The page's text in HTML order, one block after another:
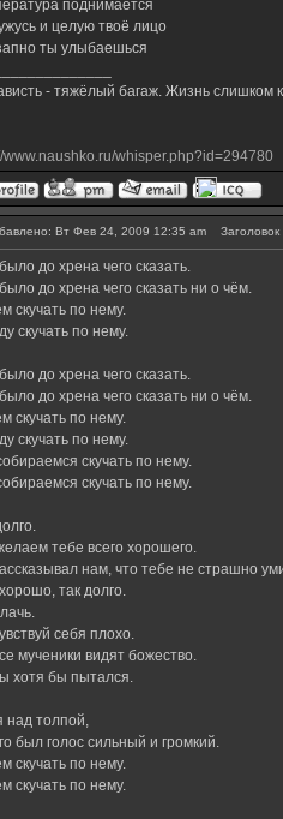
поднимается
и целую твоё лицо
ты улыбаешься
- тяжёлый багаж. Жизнь слишком
www.naushko.ru/whisper.php?id=294780
Вт Фев 24, 2009 12:35 am
до хрена чего сказать.
до хрена чего сказать ни о чём.
скучать по нему.
скучать по нему.
до хрена чего сказать.
до хрена чего сказать ни о чём.
скучать по нему.
скучать по нему.
скучать по нему.
скучать по нему.
тебе всего хорошего.
нам, что тебе не страшно
так долго.
себя плохо.
мученики видят божество.
хотя бы пытался.
над толпой,
был голос сильный и громкий.
скучать по нему.
скучать по нему.